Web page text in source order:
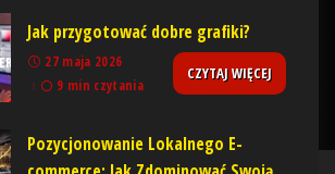
Jak przygotować dobre grafiki?
27 maja 2026
9 min czytania
CZYTAJ WIĘCEJ
Pozycjonowanie Lokalnego E-